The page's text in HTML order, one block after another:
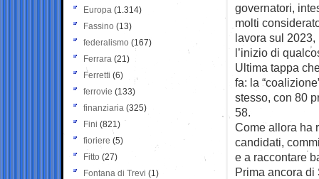
governatori,
molti
lavora sul
l’inizio di
Ultima tappa
fa: la
stesso, con 80
58.
Come allora ha
candidati,
e a raccontare
Prima ancora
Europa (1.314)
Fassino (13)
federalismo (167)
Ferrara (21)
Ferretti (6)
ferrovie (133)
finanziaria (325)
Fini (821)
fioriere (5)
Fitto (27)
Fontana di Trevi (1)